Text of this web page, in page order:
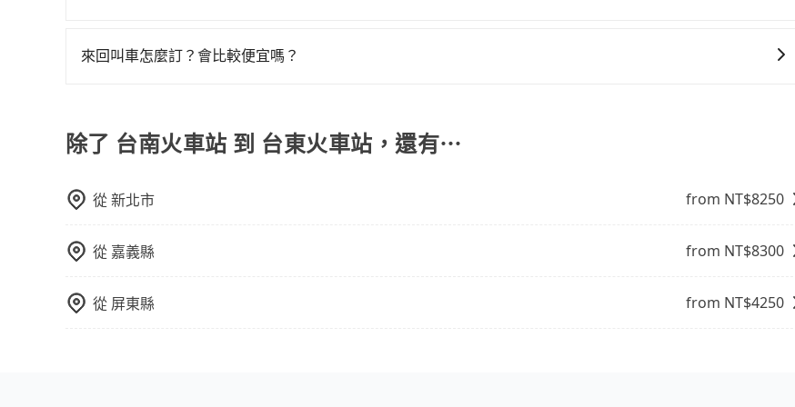
通常以每小時為單位，客戶可以根據自己的需要預定一定時間的包車服務。這種服務適用於需要在城市內多個地
來回叫車怎麼訂？會比較便宜嗎？
限單程或來回。
除了 台南火車站 到 台東火車站，還有⋯
從新北市 from NT$8250
從 嘉義縣 from NT$8300
從 屏東縣 from NT$4250